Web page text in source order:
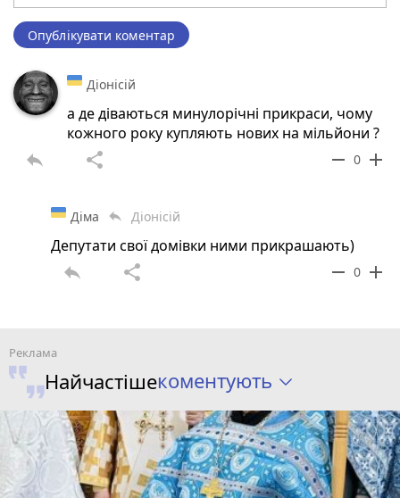
Опублікувати коментар
Діонісій
а де діваються минулорічні прикраси, чому
кожного року купляють нових на мільйони ?
reply share remove 0 add
Діма reply Діонісій
Депутати свої домівки ними прикрашають)
reply share remove 0 add
Найчастішекоментують